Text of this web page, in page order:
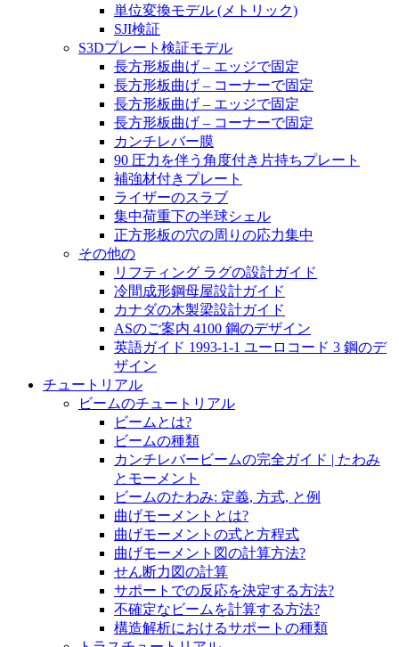
単位変換モデル (メトリック)
SJI検証
S3Dプレート検証モデル
長方形板曲げ – エッジで固定
長方形板曲げ – コーナーで固定
長方形板曲げ – エッジで固定
長方形板曲げ – コーナーで固定
カンチレバー膜
90 圧力を伴う角度付き片持ちプレート
補強材付きプレート
ライザーのスラブ
集中荷重下の半球シェル
正方形板の穴の周りの応力集中
その他の
リフティング ラグの設計ガイド
冷間成形鋼母屋設計ガイド
カナダの木製梁設計ガイド
ASのご案内 4100 鋼のデザイン
英語ガイド 1993-1-1 ユーロコード 3 鋼のデ
ザイン
チュートリアル
ビームのチュートリアル
ビームとは?
ビームの種類
カンチレバービームの完全ガイド | たわみ
とモーメント
ビームのたわみ: 定義, 方式, と例
曲げモーメントとは?
曲げモーメントの式と方程式
曲げモーメント図の計算方法?
せん断力図の計算
サポートでの反応を決定する方法?
不確定なビームを計算する方法?
構造解析におけるサポートの種類